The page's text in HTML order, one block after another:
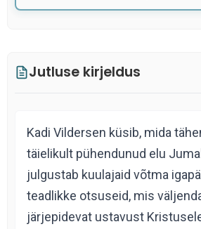
Jutluse kirjeldus
Kadi Vildersen küsib, mida
täielikult pühendunud elu
julgustab kuulajaid võtma
teadlikke otsuseid, mis
järjepidevat ustavust